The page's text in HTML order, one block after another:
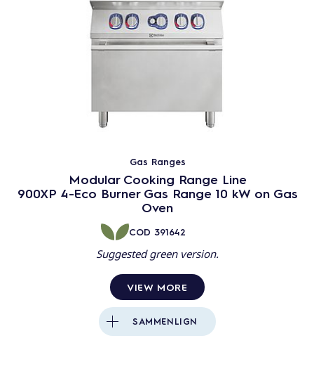
Gas Ranges
Modular Cooking Range Line
900XP 4-Eco Burner Gas Range 10 kW on Gas
Oven
COD 391642
Suggested green version.
VIEW MORE
SAMMENLIGN